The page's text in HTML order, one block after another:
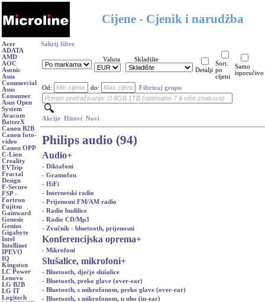
Cijene - Cjenik i narudžba
Acer
ADATA
AMD
AOC
Asonic
Asus
Commercial
Asus
Consumer
Asus Open
System
Avacom
BatterX
Canon B2B
Canon foto-
video
Canon OPP
C-Lion
Creality
EVTrip
Fractal
Design
F-Secure
FSP -
Fortron
Fujitsu
Gainward
Genesis
Genius
Gigabyte
Intel
Intellinet
IPEVO
IQ
Kingston
LC Power
Lenovo
LG B2B
LG IT
Logitech
Sakrij filtre
Valuta
Skladište
Detalji
Sort.
po
cijeni
Samo
isporučivo
Od: do: Filtriraj grupu
Akcije Hitovi Novi
Philips audio (94)
Audio+
- Diktafoni
- Gramofon
- HiFi
- Internetski radio
- Prijenosni FM/AM radio
- Radio budilice
- Radio CD/Mp3
- Zvučnik - bluetooth, prijenosni
Konferencijska oprema+
- Mikrofoni
Slušalice, mikrofoni+
- Bluetooth, dječje slušalice
- Bluetooth, preko glave (over-ear)
- Bluetooth, s mikrofonom, preko glave (over-ear)
- Bluetooth, s mikrofonom, u uho (in-ear)